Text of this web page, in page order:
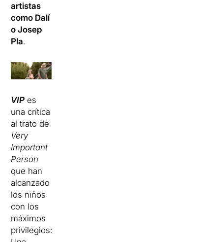
artistas
como Dalí
o Josep
Pla.
VIP es
una crítica
al trato de
Very
Important
Person
que han
alcanzado
los niños
con los
máximos
privilegios: